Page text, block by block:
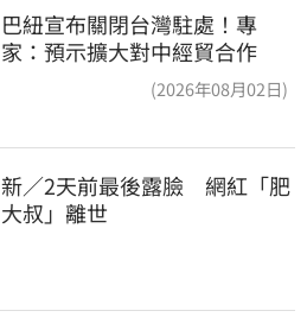
巴紐宣布關閉台灣駐處！專
家：預示擴大對中經貿合作
(2026年08月02日)
新／2天前最後露臉　網紅「肥
大叔」離世